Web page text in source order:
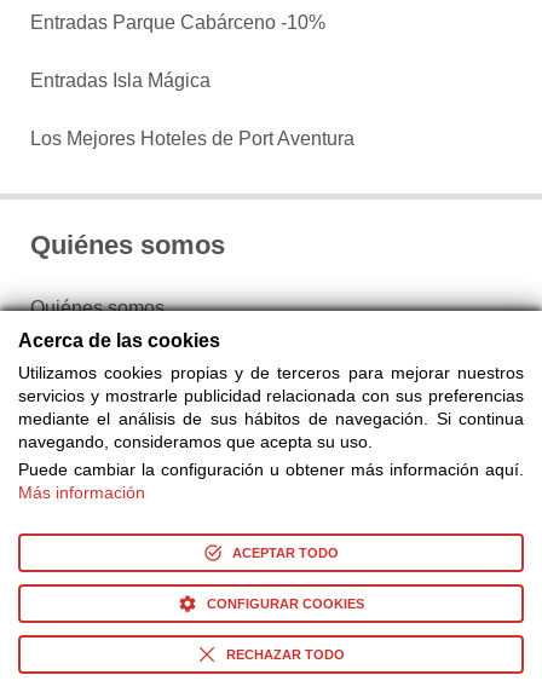
Entradas Parque Cabárceno -10%
Entradas Isla Mágica
Los Mejores Hoteles de Port Aventura
Quiénes somos
Quiénes somos
Nuestro Blog
Contacto y preguntas frecuentes
Política de privacidad
Configurar cookies
Acerca de las cookies
Utilizamos cookies propias y de terceros para mejorar nuestros
servicios y mostrarle publicidad relacionada con sus preferencias
mediante el análisis de sus hábitos de navegación. Si continua
navegando, consideramos que acepta su uso.
Puede cambiar la configuración u obtener más información aquí.
Más información
ACEPTAR TODO
CONFIGURAR COOKIES
RECHAZAR TODO